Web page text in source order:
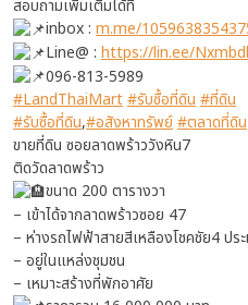
สอบถามเพิ่มเติมได้ที่
inbox : m.me/
Line@ : https://lin.ee/
096-813-5989
#LandThaiMart#รับซื้อที่ดิน#ที่ดิน
#รับซื้อที่ดิน,#อสังหาทรัพย์#ตลาดที่ดิน
ขายที่ดิน ซอยลาดพร้าววังหิน7
ติดวัดลาดพร้าว
ขนาด 200 ตารางวา
– เข้าได้จากลาดพร้าวซอย 47
– ห่างรถไฟฟ้าสายสีเหลืองโชคชัย4 ปร
– อยู่ในแหล่งชุมชน
– เหมาะสร้างที่พักอาศัย